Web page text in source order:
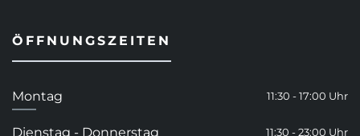
ÖFFNUNGSZEITEN
Montag 11:30 - 17:00 Uhr
Dienstag - Donnerstag 11:30 - 23:00 Uhr